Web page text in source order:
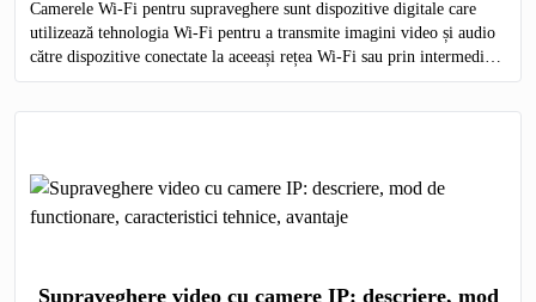
Camerele Wi-Fi pentru supraveghere sunt dispozitive digitale care
utilizează tehnologia Wi-Fi pentru a transmite imagini video și audio
către dispozitive conectate la aceeași rețea Wi-Fi sau prin intermediul
internetului.
Supraveghere video cu camere IP: descriere, mod